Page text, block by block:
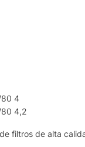
80 4
80 4,2
filtros de alta